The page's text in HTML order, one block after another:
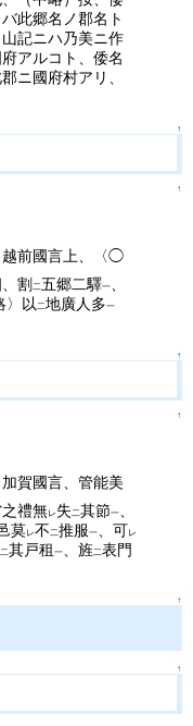
此郷名ノ郡名ト
記ニハ乃美ニ作
アルコト、倭名
ニ國府村アリ、
↑
↑
越前國言上、〈◯
割 二五郷二驛一
〉以 二地廣人多一
↑
↑
賀國言、管能美
禮無レ 失二其節一
莫レ不二推服一 、可レ
二其戸租一 、旌二表門
↑
↑